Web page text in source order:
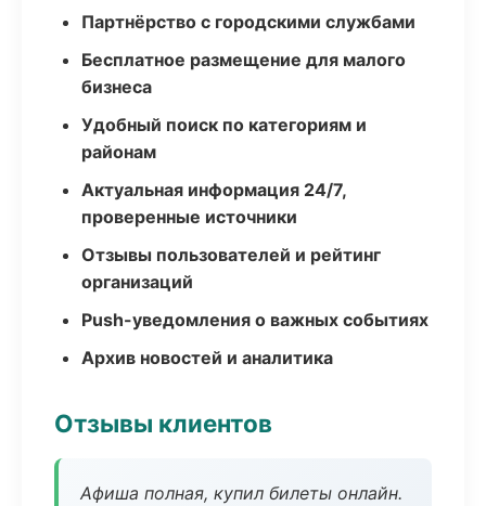
Партнёрство с городскими службами
Бесплатное размещение для малого
бизнеса
Удобный поиск по категориям и
районам
Актуальная информация 24/7,
проверенные источники
Отзывы пользователей и рейтинг
организаций
Push-уведомления о важных событиях
Архив новостей и аналитика
Отзывы клиентов
Афиша полная, купил билеты онлайн.